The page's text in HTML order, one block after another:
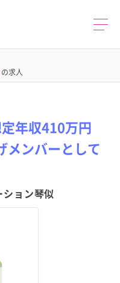
の求人
年収410万円
メンバーとして
ョン琴似